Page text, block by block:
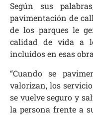
Según sus
pavimentación de
de los parques le
calidad de vida a
incluidos en esas
“Cuando se
valorizan, los
se vuelve seguro y
la persona frente a